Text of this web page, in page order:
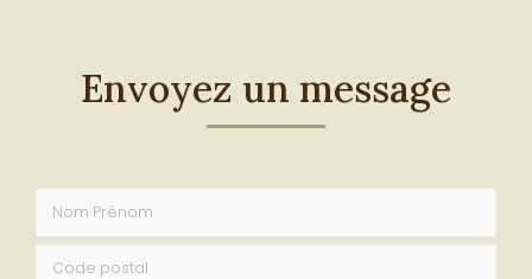
Envoyez un message
Nom Prénom